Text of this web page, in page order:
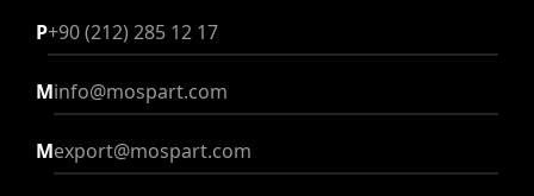
P+90 (212) 285 12 17
Minfo@mospart.com
Mexport@mospart.com